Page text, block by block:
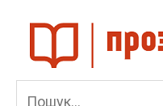
content